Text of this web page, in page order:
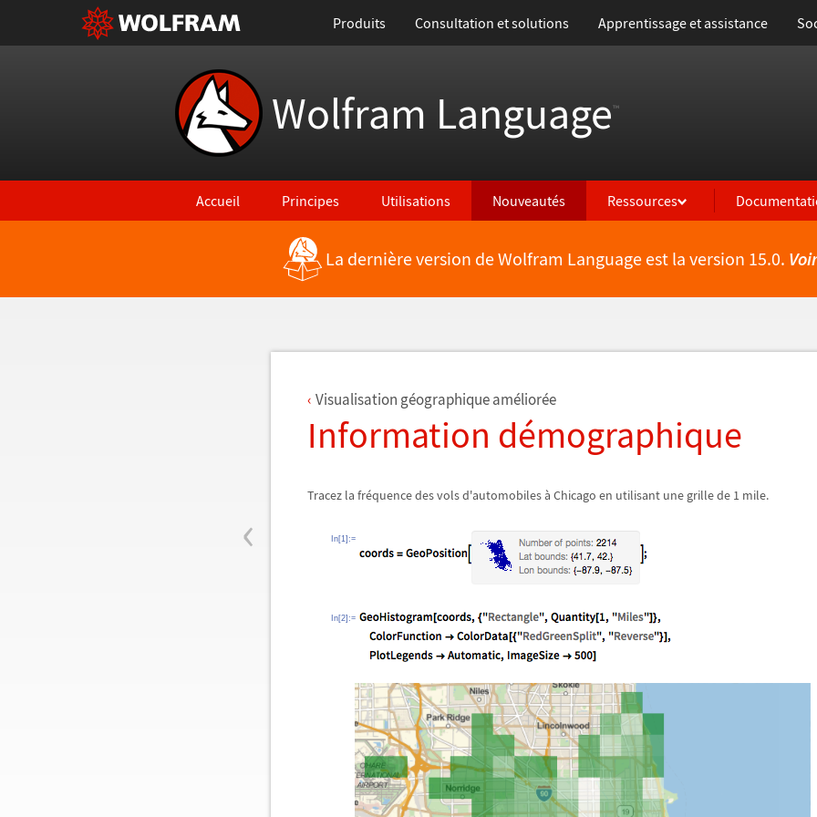
Produits Consultation et solutions Apprentissage et assistance
Wolfram Language™
Accueil Principes Utilisations Nouveautés Ressources
Retour vers les nouvelles fonctionnalitésLa dernière version de Wolfram Language est la version 15.0.
‹
Visualisation géographique améliorée
Information démographique
Tracez la fréquence des vols d'automobiles à Chicago en utilisant une grille de 1 mile.
In[1]:=
In[2]:=